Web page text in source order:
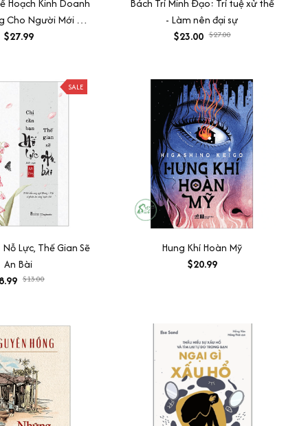
Hoạch Kinh Doanh
Cho Người Mới Bắt
Đầu
$27.99
Bách Trí Minh Đạo: Trí tuệ xử thế
- Làm nên đại sự
$23.00 $27.00
SALE
Lực, Thế Gian Sẽ
An Bài
$13.00
Hung Khí Hoàn Mỹ
$20.99